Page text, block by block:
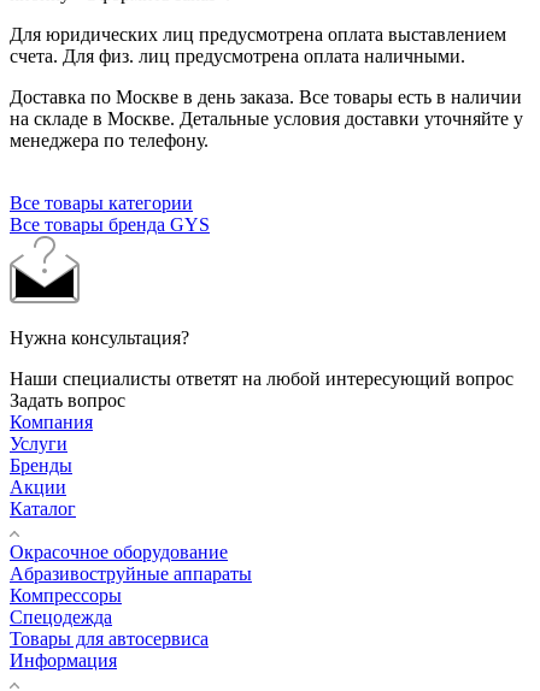
Для юридических лиц предусмотрена оплата выставлением
счета. Для физ. лиц предусмотрена оплата наличными.
Доставка по Москве в день заказа. Все товары есть в наличии
на складе в Москве. Детальные условия доставки уточняйте у
менеджера по телефону.
Все товары категории
Все товары бренда GYS
Нужна консультация?
Наши специалисты ответят на любой интересующий вопрос
Задать вопрос
Компания
Услуги
Бренды
Акции
Каталог
Окрасочное оборудование
Aбразивоструйные аппараты
Компрессоры
Спецодежда
Товары для автосервиса
Информация